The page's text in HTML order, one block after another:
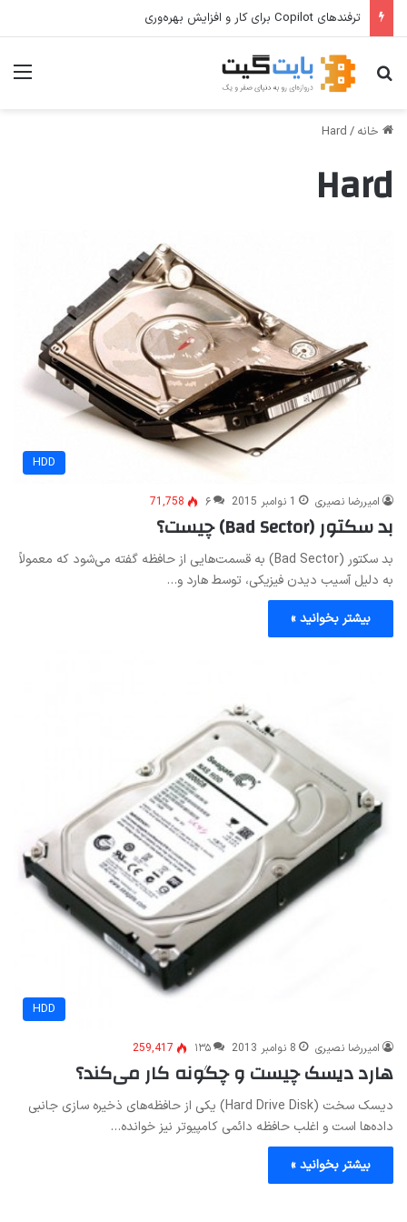
ترفندهای Copilot برای کار و افزایش بهره‌وری
جستجو برای
خانه /
Hard
Hard
HDD
امیررضا نصیری 1 نوامبر 2015 ۶ 71,758
بد سکتور (Bad Sector) چیست؟
بد سکتور (Bad Sector) به قسمت‌هایی از حافظه گفته می‌شود که معمولاً
به دلیل آسیب دیدن فیزیکی، توسط هارد و…
بیشتر بخوانید »
HDD
امیررضا نصیری 8 نوامبر 2013 ۱۳۵ 259,417
هارد دیسک چیست و چگونه کار می‌کند؟
دیسک سخت (Hard Drive Disk) یکی از حافظه‌های ذخیره سازی جانبی
داده‌ها است و اغلب حافظه دائمی کامپیوتر نیز خوانده…
بیشتر بخوانید »